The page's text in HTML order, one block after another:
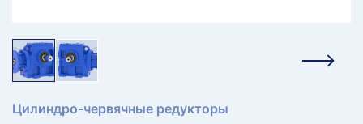
Цилиндро-червячные редукторы